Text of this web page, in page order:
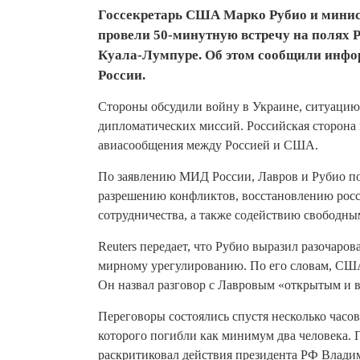
Госсекретарь США Марко Рубио и
провели 50-минутную встречу на полях
Куала-Лумпуре. Об этом сообщили
России.
Стороны обсудили войну в Украине,
дипломатических миссий. Российская
авиасообщения между Россией и США.
По заявлению МИД России, Лавров и Рубио
разрешению конфликтов, восстановлению
сотрудничества, а также содействию
Reuters передает, что Рубио выразил
мирному урегулированию. По его словам,
Он назвал разговор с Лавровым «открытым и
Переговоры состоялись спустя несколько
которого погибли как минимум два
раскритиковал действия президента РФ